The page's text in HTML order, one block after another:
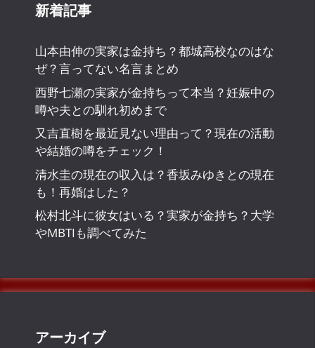
新着記事
山本由伸の実家は金持ち？都城高校なのはな
ぜ？言ってない名言まとめ
西野七瀬の実家が金持ちって本当？妊娠中の
噂や夫との馴れ初めまで
又吉直樹を最近見ない理由って？現在の活動
や結婚の噂をチェック！
清水圭の現在の収入は？香坂みゆきとの現在
も！再婚はした？
松村北斗に彼女はいる？実家が金持ち？大学
やMBTIも調べてみた
アーカイブ